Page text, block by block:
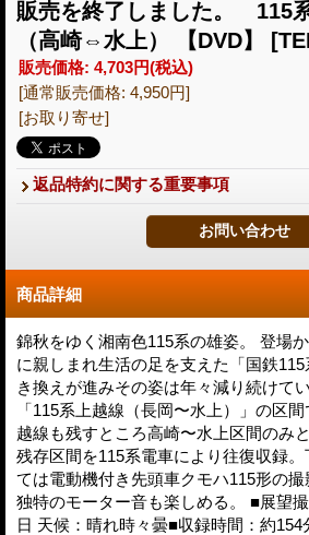
販売を終了しました。 115
（高崎⇔水上） 【DVD】
販売価格: 4,703円(税込)
[通常販売価格: 4,950円]
[お取り寄せ]
返品特約に関する重要事項
商品詳細
錦秋をゆく湘南色115系の雄姿。 登場
に親しまれ生活の足を支えた「国鉄
き換えが進みその姿は年々減り続けて
「115系上越線（長岡〜水上）」の区
越線も残すところ高崎〜水上区間のみ
残存区間を115系電車により往復収録
ては電動機付き先頭車クモハ115形の
独特のモーター音も楽しめる。 ■展望
日 天候：晴れ時々曇■収録時間：約